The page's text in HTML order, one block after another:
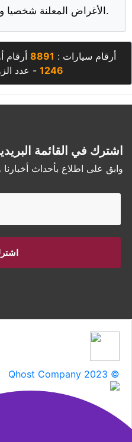
الأغراض المعلنة شخصيا والقيام بالفحص قبل الشراء.
أرقام سيارات : 8891 أرقام
1246 - عدد
اشترك في القائمة
وابق على اطلاع بأحداث
Qhost Company 2023 ©